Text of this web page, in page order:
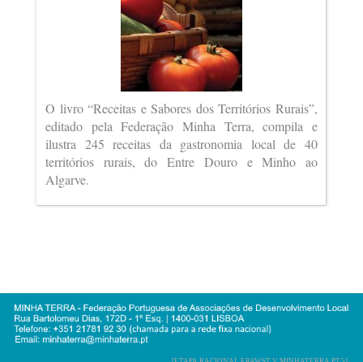
O livro “Receitas e Sabores dos Territórios Rurais”,
editado pela Federação Minha Terra, compila e
ilustra 245 receitas da gastronomia local de 40
territórios rurais, do Entre Douro e Minho ao
Algarve.